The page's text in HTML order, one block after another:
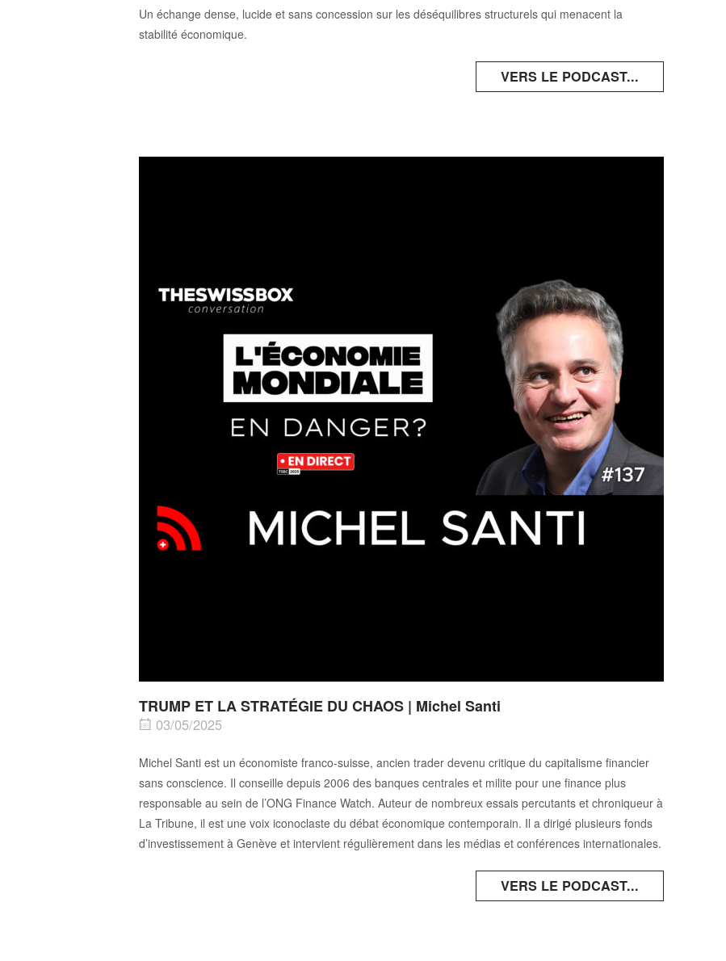
Un échange dense, lucide et sans concession sur les déséquilibres structurels qui menacent la
stabilité économique.
VERS LE PODCAST...
TRUMP ET LA STRATÉGIE DU CHAOS | Michel Santi
03/05/2025
Michel Santi est un économiste franco-suisse, ancien trader devenu critique du capitalisme financier
sans conscience. Il conseille depuis 2006 des banques centrales et milite pour une finance plus
responsable au sein de l’ONG Finance Watch. Auteur de nombreux essais percutants et chroniqueur à
La Tribune, il est une voix iconoclaste du débat économique contemporain. Il a dirigé plusieurs fonds
d’investissement à Genève et intervient régulièrement dans les médias et conférences internationales.
VERS LE PODCAST...